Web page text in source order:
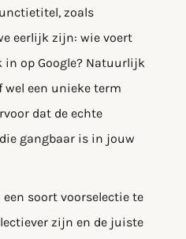
zoals
eerlijk zijn: wie voert
in op Google? Natuurlijk
een unieke term
dat de echte
gangbaar is in jouw
soort voorselectie te
zijn en de juiste